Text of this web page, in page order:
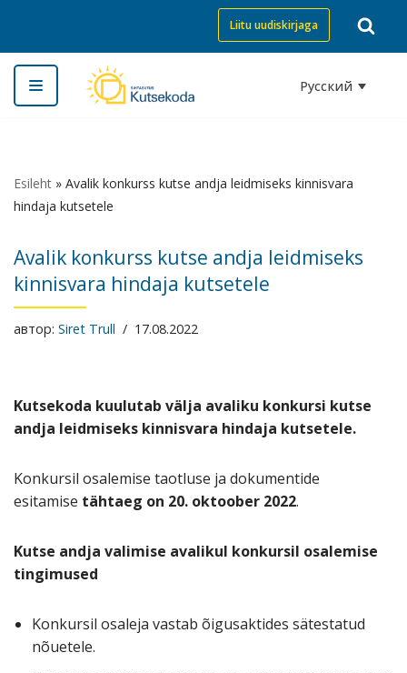
Перейти
к
содержимому
Liitu uudiskirjaga
Русский
Esileht » Avalik konkurss kutse andja leidmiseks kinnisvara
hindaja kutsetele
Avalik konkurss kutse andja leidmiseks
kinnisvara hindaja kutsetele
автор: Siret Trull 17.08.2022
Kutsekoda kuulutab välja avaliku konkursi kutse
andja leidmiseks kinnisvara hindaja kutsetele.
Konkursil osalemise taotluse ja dokumentide
esitamise tähtaeg on 20. oktoober 2022.
Kutse andja valimise avalikul konkursil osalemise
tingimused
Konkursil osaleja vastab õigusaktides sätestatud
nõuetele.